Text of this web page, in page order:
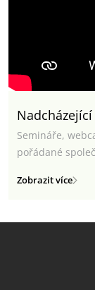
Nadcházející
Semináře,
pořádané
Zobrazit více